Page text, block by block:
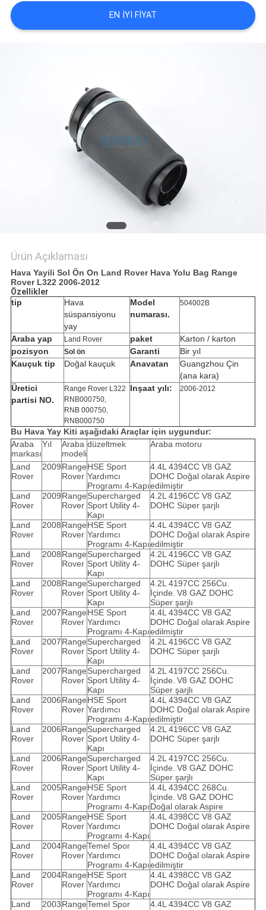
ISTEĞI
EN IYI FIYAT
Ürün Açıklaması
Hava Yayili Sol Ön On Land Rover Hava Yolu Bag Range
Rover L322 2006-2012
Özellikler
tip
Hava
süspansiyonu
yay
Model
numarası.
504002B
Araba yap Land Rover paket
Karton / karton
pozisyon
Sol ön Garanti
Bir yıl
Kauçuk tip
Doğal kauçuk Anavatan
Guangzhou Çin
(ana kara)
Üretici
partisi NO.
Range Rover L322
RNB000750,
RNB 000750,
RNB000750
Inşaat yılı: 2006-2012
Bu Hava Yay Kiti aşağıdaki Araçlar için uygundur:
Araba
markası
Yıl
Araba
modeli
düzeltmek Araba motoru
Land
Rover
2009Range
Rover
HSE Sport
Yardımcı
Programı 4-Kapı
4.4L 4394CC V8 GAZ
DOHC Doğal olarak Aspire
edilmiştir
Land
Rover
2009Range
Rover
Supercharged
Sport Utility 4-
Kapı
4.2L 4196CC V8 GAZ
DOHC Süper şarjlı
Land
Rover
2008Range
Rover
HSE Sport
Yardımcı
Programı 4-Kapı
4.4L 4394CC V8 GAZ
DOHC Doğal olarak Aspire
edilmiştir
Land
Rover
2008Range
Rover
Supercharged
Sport Utility 4-
Kapı
4.2L 4196CC V8 GAZ
DOHC Süper şarjlı
Land
Rover
2008Range
Rover
Supercharged
Sport Utility 4-
Kapı
4.2L 4197CC 256Cu.
İçinde. V8 GAZ DOHC
Süper şarjlı
Land
Rover
2007Range
Rover
HSE Sport
Yardımcı
Programı 4-Kapı
4.4L 4394CC V8 GAZ
DOHC Doğal olarak Aspire
edilmiştir
Land
Rover
2007Range
Rover
Supercharged
Sport Utility 4-
Kapı
4.2L 4196CC V8 GAZ
DOHC Süper şarjlı
Land
Rover
2007Range
Rover
Supercharged
Sport Utility 4-
Kapı
4.2L 4197CC 256Cu.
İçinde. V8 GAZ DOHC
Süper şarjlı
Land
Rover
2006Range
Rover
HSE Sport
Yardımcı
Programı 4-Kapı
4.4L 4394CC V8 GAZ
DOHC Doğal olarak Aspire
edilmiştir
Land
Rover
2006Range
Rover
Supercharged
Sport Utility 4-
Kapı
4.2L 4196CC V8 GAZ
DOHC Süper şarjlı
Land
Rover
2006Range
Rover
Supercharged
Sport Utility 4-
Kapı
4.2L 4197CC 256Cu.
İçinde. V8 GAZ DOHC
Süper şarjlı
Land
Rover
2005Range
Rover
HSE Sport
Yardımcı
Programı 4-Kapı
4.4L 4394CC 268Cu.
İçinde. V8 GAZ DOHC
Doğal olarak Aspire
Land
Rover
2005Range
Rover
HSE Sport
Yardımcı
Programı 4-Kapı
4.4L 4398CC V8 GAZ
DOHC Doğal olarak Aspire
Land
Rover
2004Range
Rover
Temel Spor
Yardımcı
Programı 4-Kapı
4.4L 4394CC V8 GAZ
DOHC Doğal olarak Aspire
edilmiştir
Land
Rover
2004Range
Rover
HSE Sport
Yardımcı
Programı 4-Kapı
4.4L 4398CC V8 GAZ
DOHC Doğal olarak Aspire
Land
2003RangeTemel Spor
4.4L 4394CC V8 GAZ